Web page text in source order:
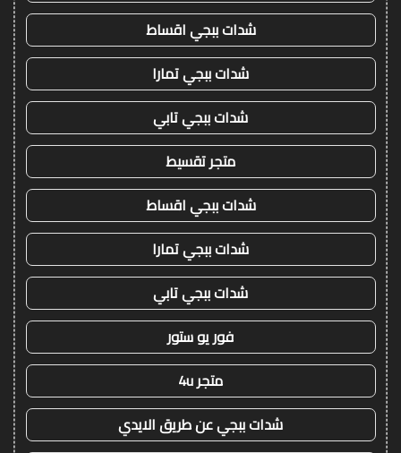
شدات ببجي اقساط
شدات ببجي تمارا
شدات ببجي تابي
متجر تقسيط
شدات ببجي اقساط
شدات ببجي تمارا
شدات ببجي تابي
فور يو ستور
متجر 4u
شدات ببجي عن طريق الايدي